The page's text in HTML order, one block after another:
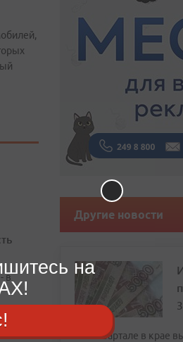
в
Другие новости
Во II квартале в крае
на